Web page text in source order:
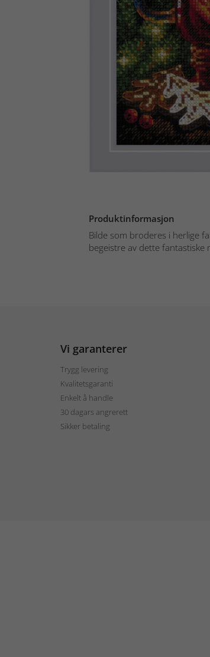
Produktinformasjon
Bilde som broderes i herlige
begeistre av dette fantastiske
Vi garanterer
Trygg levering
Kvalitetsgaranti
Enkelt å handle
30 dagars angrerett
Sikker betaling